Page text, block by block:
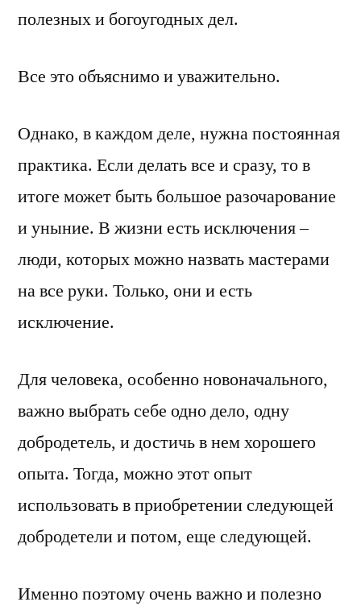
полезных и богоугодных дел.
Все это объяснимо и уважительно.
Однако, в каждом деле, нужна постоянная
практика. Если делать все и сразу, то в
итоге может быть большое разочарование
и уныние. В жизни есть исключения –
люди, которых можно назвать мастерами
на все руки. Только, они и есть
исключение.
Для человека, особенно новоначального,
важно выбрать себе одно дело, одну
добродетель, и достичь в нем хорошего
опыта. Тогда, можно этот опыт
использовать в приобретении следующей
добродетели и потом, еще следующей.
Именно поэтому очень важно и полезно